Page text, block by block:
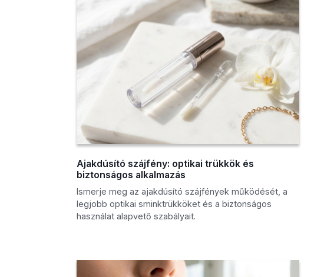
Ajakdúsító szájfény: optikai trükkök és
biztonságos alkalmazás
Ismerje meg az ajakdúsító szájfények működését, a
legjobb optikai sminktrükköket és a biztonságos
használat alapvető szabályait.